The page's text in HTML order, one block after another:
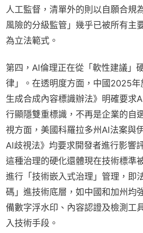
人工監督，清單外的則以自願合規
風險的分級監管」幾乎已被所有主
為立法範式。
第四，AI倫理正在從「軟性建議」
律」。在透明度方面，中國2025
生成合成內容標識辦法》明確要求
行顯隱雙重標識，不再是企業的自
視方面，美國科羅拉多州AI法案與
AI歧視法》均要求開發者進行影響
這種治理的硬化還體現在技術標準
進行「技術嵌入式治理」管理，即
碼」進技術底層，如中國和加州均
備數字浮水印、內容認證及檢測工
入技術手段。